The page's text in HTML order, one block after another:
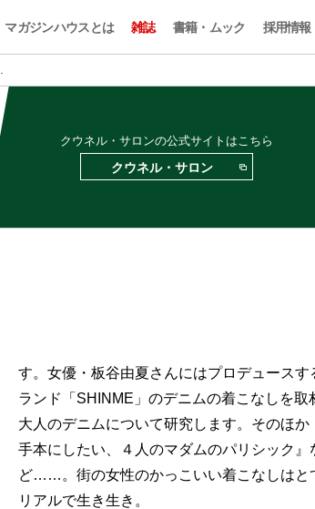
マガジンハウスとは 雑誌 書籍・ムック 採用情報
クウネル・サロンの公式サイトはこちら
クウネル・サロン
す。女優・板谷由夏さんにはプロデュースす
ランド「SHINME」のデニムの着こなしを取
大人のデニムについて研究します。そのほか
手本にしたい、４人のマダムのパリシック』
ど……。街の女性のかっこいい着こなしはと
リアルで生き生き。